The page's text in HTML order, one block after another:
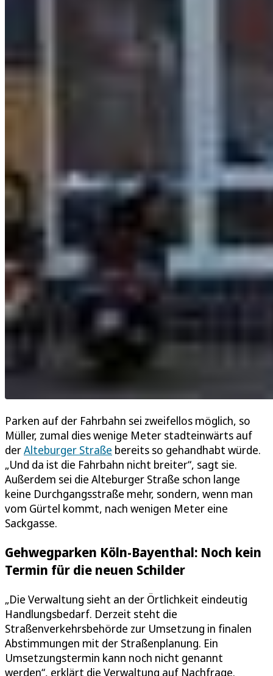
Parken auf der Fahrbahn sei zweifellos möglich, so
Müller, zumal dies wenige Meter stadteinwärts auf
derAlteburger Straße bereits so gehandhabt würde.
„Und da ist die Fahrbahn nicht breiter“, sagt sie.
Außerdem sei die Alteburger Straße schon lange
keine Durchgangsstraße mehr, sondern, wenn man
vom Gürtel kommt, nach wenigen Meter eine
Sackgasse.
Gehwegparken Köln-Bayenthal: Noch kein
Termin für die neuen Schilder
„Die Verwaltung sieht an der Örtlichkeit eindeutig
Handlungsbedarf. Derzeit steht die
Straßenverkehrsbehörde zur Umsetzung in finalen
Abstimmungen mit der Straßenplanung. Ein
Umsetzungstermin kann noch nicht genannt
werden“, erklärt die Verwaltung auf Nachfrage.